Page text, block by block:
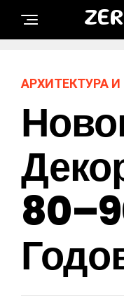
АРХИТЕКТУРА